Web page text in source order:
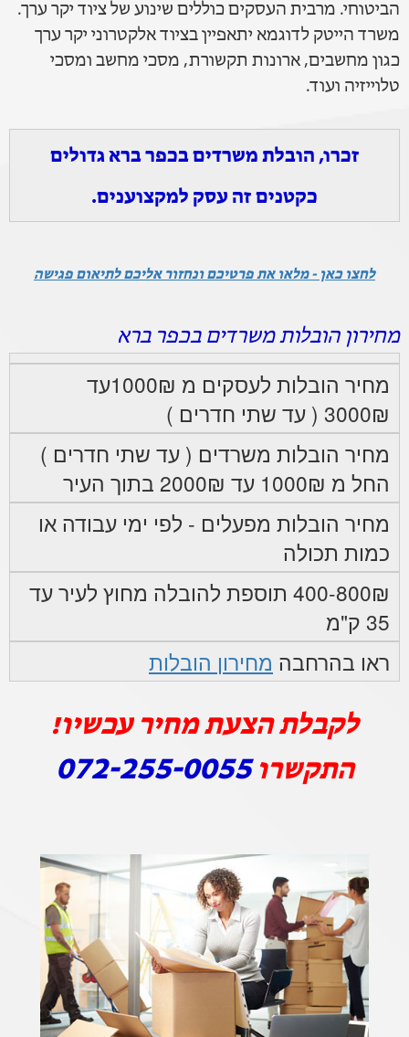
הביטוחי. מרבית העסקים כוללים שינוע של ציוד יקר ערך.
משרד הייטק לדוגמא יתאפיין בציוד אלקטרוני יקר ערך
כגון מחשבים, ארונות תקשורת, מסכי מחשב ומסכי
טלוייזיה ועוד.
זכרו, הובלת משרדים בכפר ברא גדולים
כקטנים זה עסק למקצוענים.
לחצו כאן - מלאו את פרטיכם ונחזור אליכם לתיאום פגישה
מחירון הובלות משרדים בכפר ברא
מחיר הובלות לעסקים מ 1000₪עד
3000₪ ( עד שתי חדרים )
מחיר הובלות משרדים ( עד שתי חדרים )
החל מ 1000₪ עד 2000₪ בתוך העיר
מחיר הובלות מפעלים - לפי ימי עבודה או
כמות תכולה
400-800₪ תוספת להובלה מחוץ לעיר עד
35 ק"מ
ראו בהרחבה מחירון הובלות
לקבלת הצעת מחיר עכשיו!
התקשרו072-255-0055